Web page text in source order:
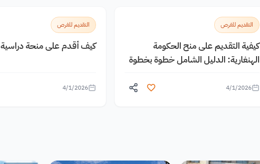
التقديم للفرص
كيفية التقديم على منح الحكومة
الهنغارية: الدليل الشامل خطوة بخطوة
4/1/2026
التقديم للفرص
كيف أقدم على منحة دراسية
4/1/2026